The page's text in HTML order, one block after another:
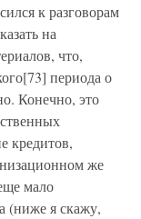
к разговорам
на
что,
периода о
Конечно, это
кредитов,
же
мало
(ниже я скажу,